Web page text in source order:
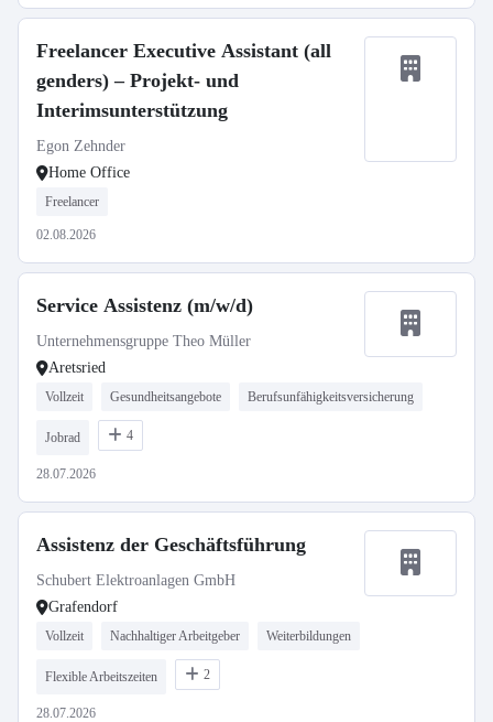
Freelancer Executive Assistant (all
genders) – Projekt- und
Interimsunterstützung
Egon Zehnder
Home Office
Freelancer
02.08.2026
Service Assistenz (m/w/d)
Unternehmensgruppe Theo Müller
Aretsried
Vollzeit Gesundheitsangebote Berufsunfähigkeitsversicherung
Jobrad 4
28.07.2026
Assistenz der Geschäftsführung
Schubert Elektroanlagen GmbH
Grafendorf
Vollzeit Nachhaltiger Arbeitgeber Weiterbildungen
Flexible Arbeitszeiten 2
28.07.2026